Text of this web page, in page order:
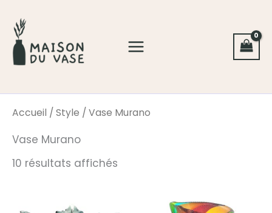
contenu
Accueil / Style / Vase Murano
Vase Murano
10 résultats affichés